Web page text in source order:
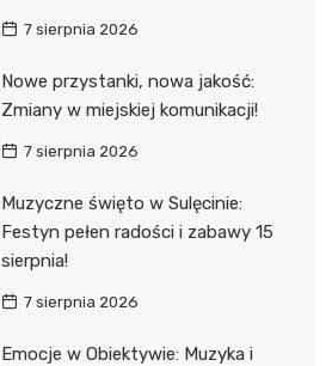
7 sierpnia 2026
Nowe przystanki, nowa jakość:
Zmiany w miejskiej komunikacji!
7 sierpnia 2026
Muzyczne święto w Sulęcinie:
Festyn pełen radości i zabawy 15
sierpnia!
7 sierpnia 2026
Emocje w Obiektywie: Muzyka i